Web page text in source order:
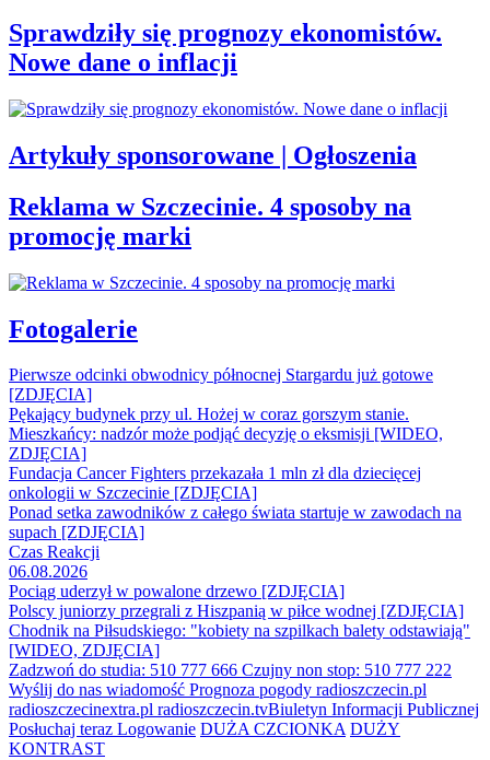
Sprawdziły się prognozy ekonomistów.
Nowe dane o inflacji
Artykuły sponsorowane | Ogłoszenia
Reklama w Szczecinie. 4 sposoby na
promocję marki
Fotogalerie
Pierwsze odcinki obwodnicy północnej Stargardu już gotowe
[ZDJĘCIA]
Pękający budynek przy ul. Hożej w coraz gorszym stanie.
Mieszkańcy: nadzór może podjąć decyzję o eksmisji [WIDEO,
ZDJĘCIA]
Fundacja Cancer Fighters przekazała 1 mln zł dla dziecięcej
onkologii w Szczecinie [ZDJĘCIA]
Ponad setka zawodników z całego świata startuje w zawodach na
supach [ZDJĘCIA]
Czas Reakcji
06.08.2026
Pociąg uderzył w powalone drzewo [ZDJĘCIA]
Polscy juniorzy przegrali z Hiszpanią w piłce wodnej [ZDJĘCIA]
Chodnik na Piłsudskiego: "kobiety na szpilkach balety odstawiają"
[WIDEO, ZDJĘCIA]
Zadzwoń do studia: 510 777 666 Czujny non stop: 510 777 222
Wyślij do nas wiadomość Prognoza pogody radioszczecin.pl
radioszczecinextra.pl radioszczecin.tvBiuletyn Informacji Publicznej
Posłuchaj teraz Logowanie DUŻA CZCIONKA DUŻY
KONTRAST